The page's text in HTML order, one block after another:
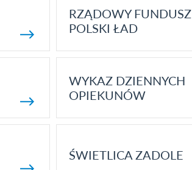
RZĄDOWY FUNDUSZ
POLSKI ŁAD
WYKAZ DZIENNYCH
OPIEKUNÓW
ŚWIETLICA ZADOLE